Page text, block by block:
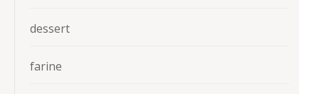
dessert
farine